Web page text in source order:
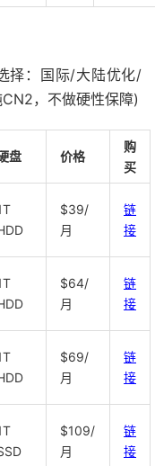
择：国际/大陆优化/
，不做硬性保障)
盘 价格
购
买
$39/
月
链
接
$64/
月
链
接
$69/
月
链
接
$109/
月
链
接